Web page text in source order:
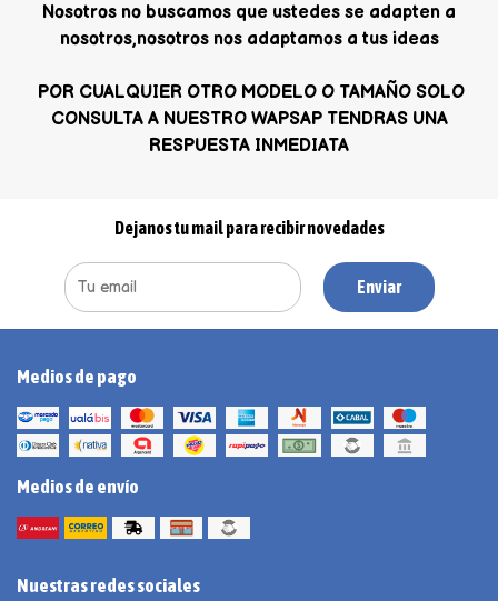
Nosotros no buscamos que ustedes se adapten a
nosotros,nosotros nos adaptamos a tus ideas
POR CUALQUIER OTRO MODELO O TAMAÑO SOLO
CONSULTA A NUESTRO WAPSAP TENDRAS UNA
RESPUESTA INMEDIATA
Dejanos tu mail para recibir novedades
Enviar
Medios de pago
Medios de envío
Nuestras redes sociales